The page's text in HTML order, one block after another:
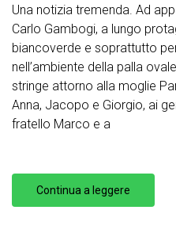
Una notizia tremenda. Ad
Carlo Gambogi, a lungo
biancoverde e soprattutto
nell’ambiente della palla
stringe attorno alla moglie
Anna, Jacopo e Giorgio, ai
fratello Marco e a
Continua a leggere